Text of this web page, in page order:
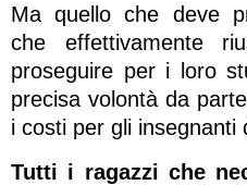
Ma quello che deve
che effettivamente
proseguire per i loro
precisa volontà da
i costi per gli insegnanti
Tutti i ragazzi che